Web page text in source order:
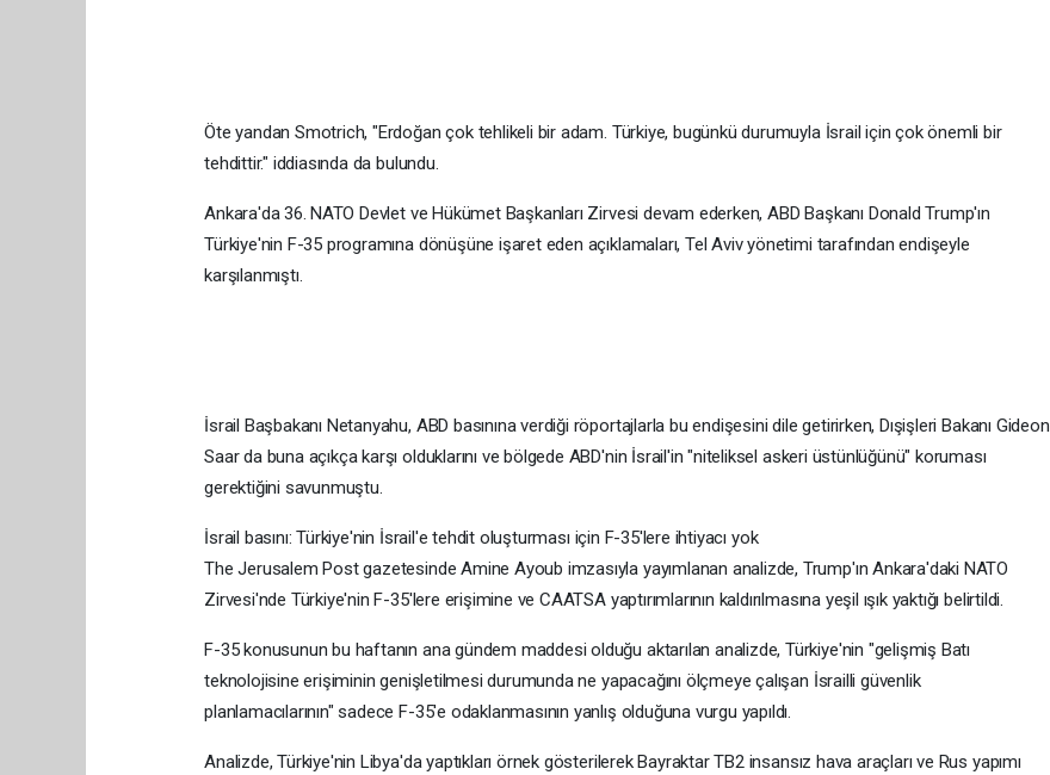
Öte yandan Smotrich, "Erdoğan çok tehlikeli bir adam. Türkiye, bugünkü durumuyla İsrail için çok önemli bir
tehdittir." iddiasında da bulundu.
Ankara'da 36.⁠ ⁠NATO Devlet ve Hükümet Başkanları Zirvesi devam ederken, ABD Başkanı Donald Trump'ın
Türkiye'nin F-35 programına dönüşüne işaret eden açıklamaları, Tel Aviv yönetimi tarafından endişeyle
karşılanmıştı.
İsrail Başbakanı Netanyahu, ABD basınına verdiği röportajlarla bu endişesini dile getirirken, Dışişleri Bakanı Gideon
Saar da buna açıkça karşı olduklarını ve bölgede ABD'nin İsrail'in "niteliksel askeri üstünlüğünü" koruması
gerektiğini savunmuştu.
İsrail basını: Türkiye'nin İsrail'e tehdit oluşturması için F-35'lere ihtiyacı yok
The Jerusalem Post gazetesinde Amine Ayoub imzasıyla yayımlanan analizde, Trump'ın Ankara'daki NATO
Zirvesi'nde Türkiye'nin F-35'lere erişimine ve CAATSA yaptırımlarının kaldırılmasına yeşil ışık yaktığı belirtildi.
F-35 konusunun bu haftanın ana gündem maddesi olduğu aktarılan analizde, Türkiye'nin "gelişmiş Batı
teknolojisine erişiminin genişletilmesi durumunda ne yapacağını ölçmeye çalışan İsrailli güvenlik
planlamacılarının" sadece F-35'e odaklanmasının yanlış olduğuna vurgu yapıldı.
Analizde, Türkiye'nin Libya'da yaptıkları örnek gösterilerek Bayraktar TB2 insansız hava araçları ve Rus yapımı